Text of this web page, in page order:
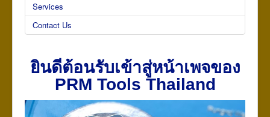
Services
Contact Us
ยินดีต้อนรับเข้าสู่หน้าเพจของ
PRM Tools Thailand